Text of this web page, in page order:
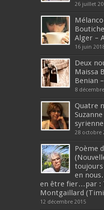
26 juillet
Alger –
16 juin
Deux
Maissa
Benian
8
Quatre
syrienne
28 octobre
Poème
en
en être fier…par :
Montgaillard
12 décembre 2015